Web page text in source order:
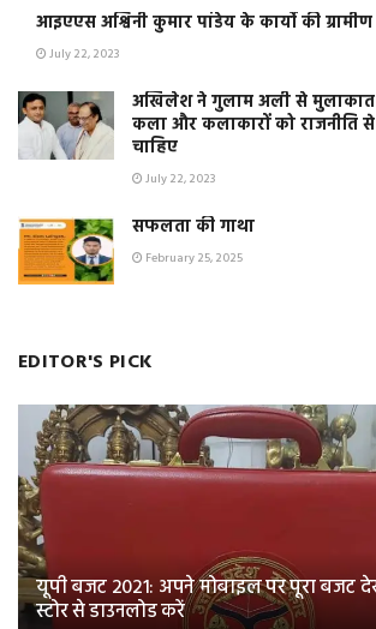
आइएएस अश्विनी कुमार पांडेय के कार्यो की
July 22, 2023
अखिलेश ने गुलाम अली से
कला और कलाकारों को राजनीति से
चाहिए
July 22, 2023
सफलता की गाथा
February 25, 2025
EDITOR'S PICK
यूपी बजट 2021: अपने मोबाइल पर पूरा बजट
स्टोर से डाउनलोड करें